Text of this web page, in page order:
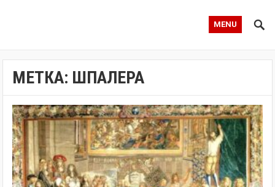
MENU
МЕТКА: ШПАЛЕРА